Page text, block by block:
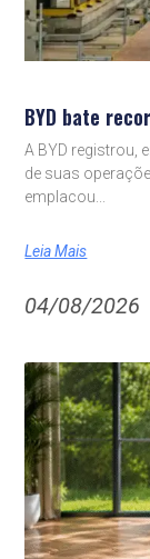
BYD bate
A BYD registrou,
de suas
emplacou
Leia Mais
04/08/2026